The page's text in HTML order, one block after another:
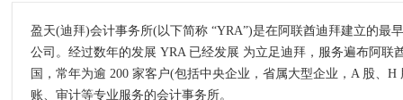
盈天(迪拜)会计事务所(以下简称 “YRA”)是在阿联酋迪拜建立的
公司。经过数年的发展 YRA 已经发展 为立足迪拜，服务遍布阿
国，常年为逾 200 家客户(包括中央企业，省属大型企业，A 股、
账、审计等专业服务的会计事务所。